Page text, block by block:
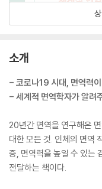
소개
- 코로나19 시대, 면역력
- 세계적 면역학자가 알려
20년간 면역을 연구해온
대한 모든 것. 인체의 면역
증, 면역력을 높일 수 있는
전달하는 책이다.